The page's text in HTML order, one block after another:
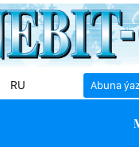
RU Abuna